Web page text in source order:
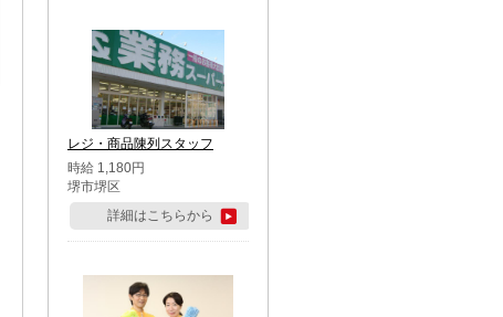
レジ・商品陳列スタッフ
時給 1,180円
堺市堺区
詳細はこちらから